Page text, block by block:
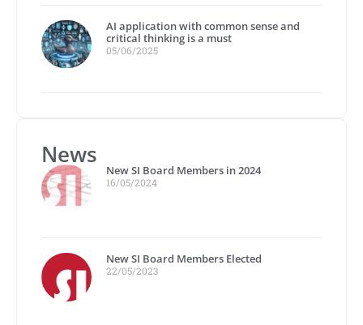
AI application with common sense and
critical thinking is a must
05/06/2025
News
New SI Board Members in 2024
16/05/2024
New SI Board Members Elected
22/05/2023